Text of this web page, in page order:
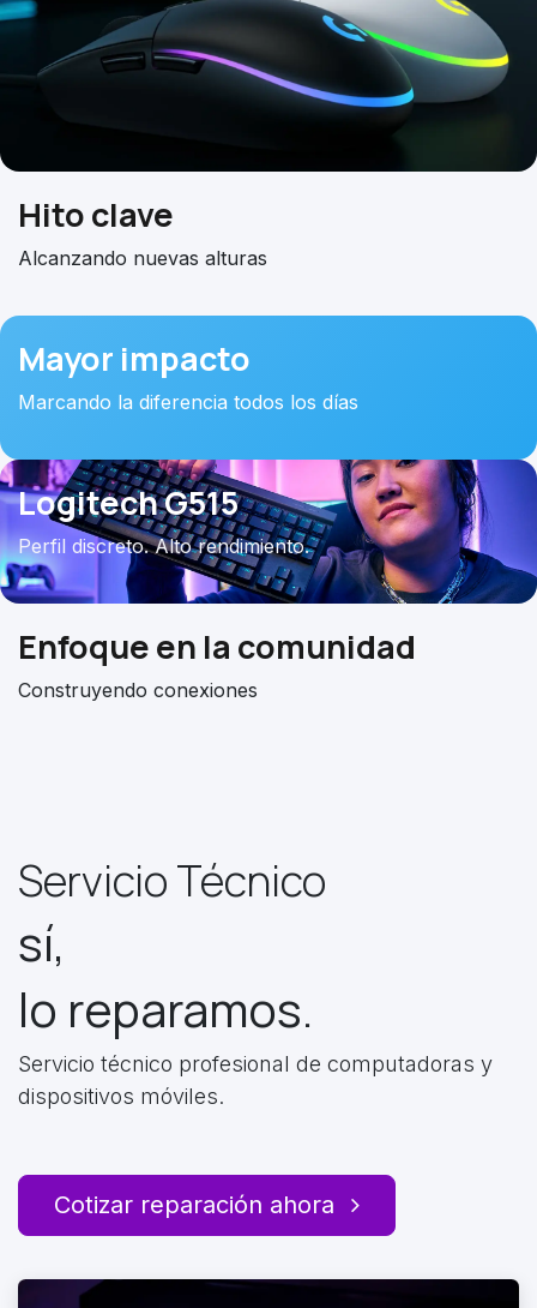
Hitoclave
Alcanzando nuevas alturas
Mayor impacto
Marcando la diferencia todos los días
Logitech G515
Perfil discreto. Alto rendimiento.
Enfoqueen la comunidad
Construyendo conexiones
Servicio Técnico
sí,
lo reparamos.
Servicio técnico profesional de computadoras y
dispositivos móviles.
Cotizar reparación ahora